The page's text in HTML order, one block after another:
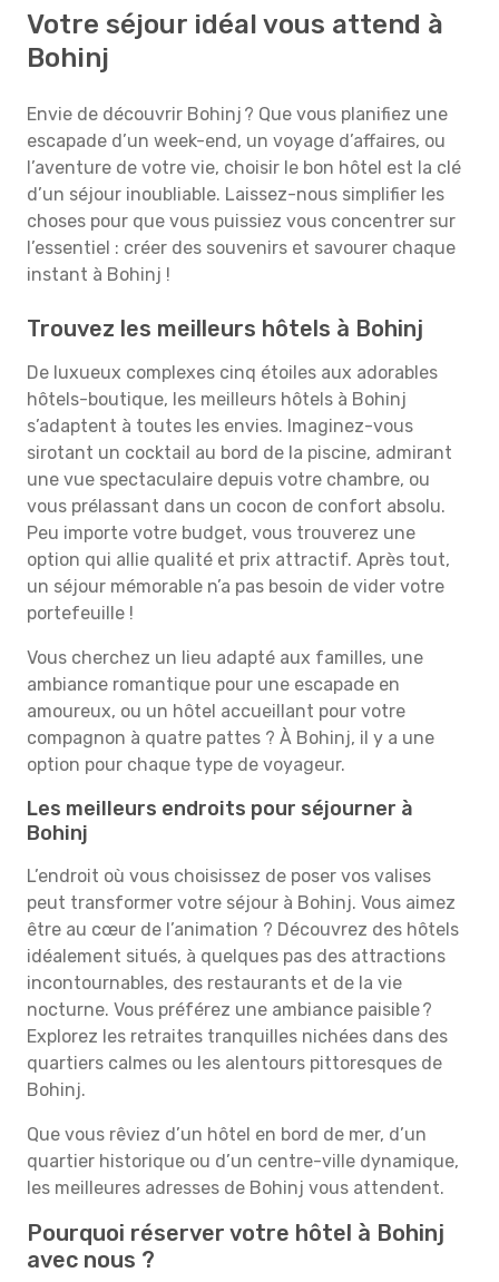
Votre séjour idéal vous attend à
Bohinj
Envie de découvrir Bohinj ? Que vous planifiez une
escapade d’un week-end, un voyage d’affaires, ou
l’aventure de votre vie, choisir le bon hôtel est la clé
d’un séjour inoubliable. Laissez-nous simplifier les
choses pour que vous puissiez vous concentrer sur
l’essentiel : créer des souvenirs et savourer chaque
instant à Bohinj !
Trouvez les meilleurs hôtels à Bohinj
De luxueux complexes cinq étoiles aux adorables
hôtels-boutique, les meilleurs hôtels à Bohinj
s’adaptent à toutes les envies. Imaginez-vous
sirotant un cocktail au bord de la piscine, admirant
une vue spectaculaire depuis votre chambre, ou
vous prélassant dans un cocon de confort absolu.
Peu importe votre budget, vous trouverez une
option qui allie qualité et prix attractif. Après tout,
un séjour mémorable n’a pas besoin de vider votre
portefeuille !
Vous cherchez un lieu adapté aux familles, une
ambiance romantique pour une escapade en
amoureux, ou un hôtel accueillant pour votre
compagnon à quatre pattes ? À Bohinj, il y a une
option pour chaque type de voyageur.
Les meilleurs endroits pour séjourner à
Bohinj
L’endroit où vous choisissez de poser vos valises
peut transformer votre séjour à Bohinj. Vous aimez
être au cœur de l’animation ? Découvrez des hôtels
idéalement situés, à quelques pas des attractions
incontournables, des restaurants et de la vie
nocturne. Vous préférez une ambiance paisible ?
Explorez les retraites tranquilles nichées dans des
quartiers calmes ou les alentours pittoresques de
Bohinj.
Que vous rêviez d’un hôtel en bord de mer, d’un
quartier historique ou d’un centre-ville dynamique,
les meilleures adresses de Bohinj vous attendent.
Pourquoi réserver votre hôtel à Bohinj
avec nous ?